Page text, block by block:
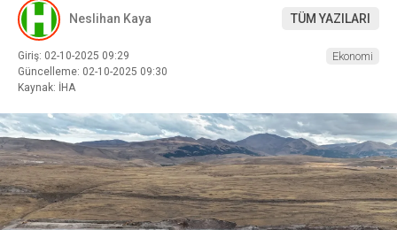
Neslihan Kaya TÜM YAZILARI
Giriş: 02-10-2025 09:29
Güncelleme: 02-10-2025 09:30
Kaynak: İHA
Ekonomi